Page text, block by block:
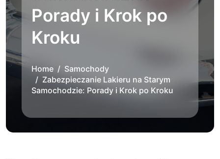
Porady i Krok po
Kroku
Home
Samochody
Zabezpieczanie Lakieru na Starym
Samochodzie: Porady i Krok po Kroku